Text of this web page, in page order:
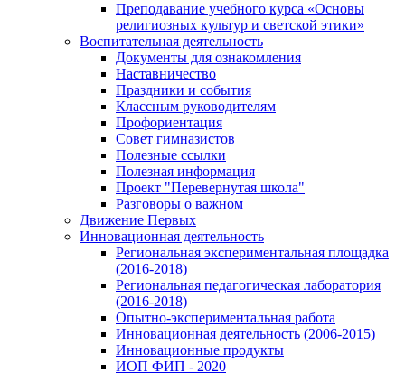
Преподавание учебного курса «Основы
религиозных культур и светской этики»
Воспитательная деятельность
Документы для ознакомления
Наставничество
Праздники и события
Классным руководителям
Профориентация
Совет гимназистов
Полезные ссылки
Полезная информация
Проект "Перевернутая школа"
Разговоры о важном
Движение Первых
Инновационная деятельность
Региональная экспериментальная площадка
(2016-2018)
Региональная педагогическая лаборатория
(2016-2018)
Опытно-экспериментальная работа
Инновационная деятельность (2006-2015)
Инновационные продукты
ИОП ФИП - 2020